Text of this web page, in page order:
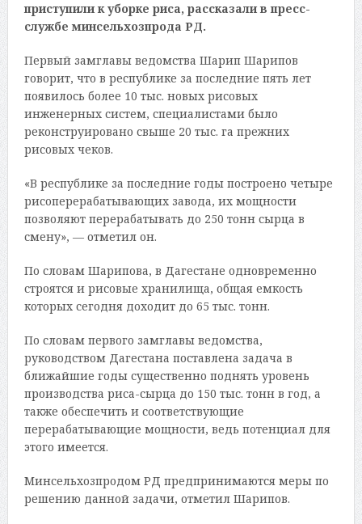
приступили к уборке риса, рассказали в пресс-
службе минсельхозпрода РД.
Первый замглавы ведомства Шарип Шарипов
говорит, что в республике за последние пять лет
появилось более 10 тыс. новых рисовых
инженерных систем, специалистами было
реконструировано свыше 20 тыс. га прежних
рисовых чеков.
«В республике за последние годы построено четыре
рисоперерабатывающих завода, их мощности
позволяют перерабатывать до 250 тонн сырца в
смену», — отметил он.
По словам Шарипова, в Дагестане одновременно
строятся и рисовые хранилища, общая емкость
которых сегодня доходит до 65 тыс. тонн.
По словам первого замглавы ведомства,
руководством Дагестана поставлена задача в
ближайшие годы существенно поднять уровень
производства риса-сырца до 150 тыс. тонн в год, а
также обеспечить и соответствующие
перерабатывающие мощности, ведь потенциал для
этого имеется.
Минсельхозпродом РД предпринимаются меры по
решению данной задачи, отметил Шарипов.